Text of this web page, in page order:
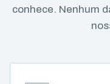
conhece. Nenhum